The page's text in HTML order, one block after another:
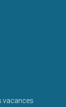
vacances